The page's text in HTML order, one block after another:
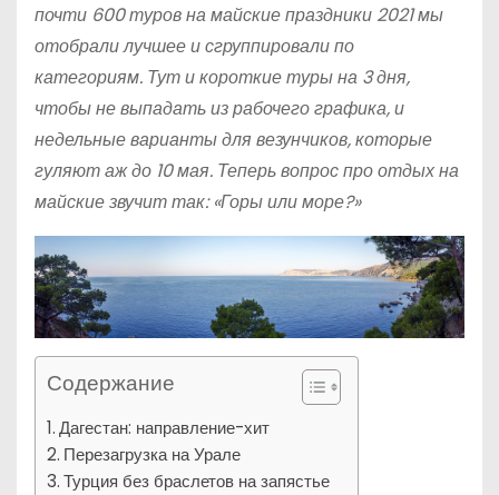
почти 600туров на майские праздники 2021мы
отобрали лучшее и сгруппировали по
категориям. Тут и короткие туры на 3 дня,
чтобы не выпадать из рабочего графика, и
недельные варианты для везунчиков, которые
гуляют аж до 10 мая. Теперь вопрос про отдых на
майские звучит так: «Горы или море?»
Содержание
Дагестан: направление-хит
Перезагрузка на Урале
Турция без браслетов на запястье